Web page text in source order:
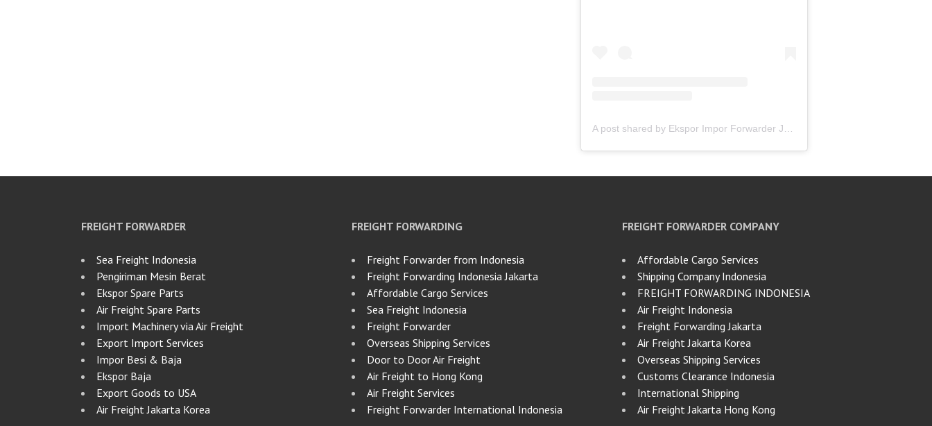
FREIGHT FORWARDER
Sea Freight Indonesia
Pengiriman Mesin Berat
Ekspor Spare Parts
Air Freight Spare Parts
Import Machinery via Air Freight
Export Import Services
Impor Besi & Baja
Ekspor Baja
Export Goods to USA
Air Freight Jakarta Korea
FREIGHT FORWARDING
Freight Forwarder from Indonesia
Freight Forwarding Indonesia Jakarta
Affordable Cargo Services
Sea Freight Indonesia
Freight Forwarder
Overseas Shipping Services
Door to Door Air Freight
Air Freight to Hong Kong
Air Freight Services
Freight Forwarder International Indonesia
FREIGHT FORWARDER COMPANY
Affordable Cargo Services
Shipping Company Indonesia
FREIGHT FORWARDING INDONESIA
Air Freight Indonesia
Freight Forwarding Jakarta
Air Freight Jakarta Korea
Overseas Shipping Services
Customs Clearance Indonesia
International Shipping
Air Freight Jakarta Hong Kong